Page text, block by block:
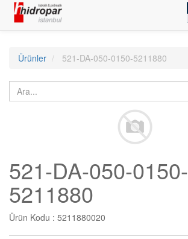
Ürünler 521-DA-050-0150-5211880
521-DA-050-0150-
5211880
Ürün Kodu : 5211880020